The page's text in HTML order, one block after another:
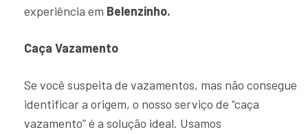
experiência em Belenzinho.
Caça Vazamento
Se você suspeita de vazamentos, mas não consegue
identificar a origem, o nosso serviço de “caça
vazamento” é a solução ideal. Usamos